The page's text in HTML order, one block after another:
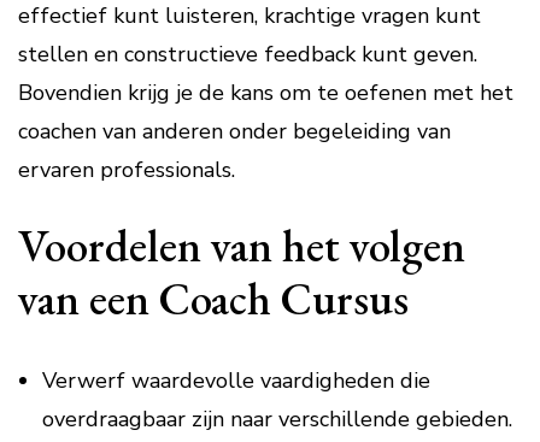
effectief kunt luisteren, krachtige vragen kunt
stellen en constructieve feedback kunt geven.
Bovendien krijg je de kans om te oefenen met het
coachen van anderen onder begeleiding van
ervaren professionals.
Voordelen van het volgen
van een Coach Cursus
Verwerf waardevolle vaardigheden die
overdraagbaar zijn naar verschillende gebieden.